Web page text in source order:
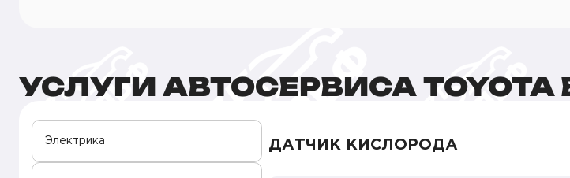
УСЛУГИ АВТОСЕРВИСА
Электрика ДАТЧИК КИСЛОРОДА